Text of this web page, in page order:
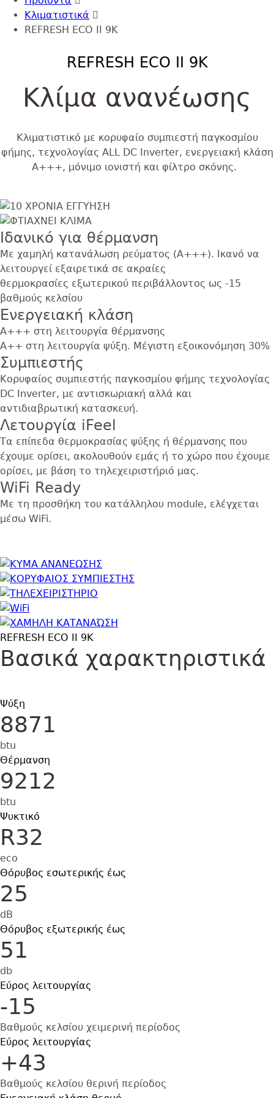
top
Κλιματιστικά
REFRESH ECO II 9K
REFRESH ECO II 9K
Κλίμα ανανέωσης
Κλιματιστικό με κορυφαίο συμπιεστή παγκοσμίου
φήμης, τεχνολογίας ALL DC Inverter, ενεργειακή κλάση
Α+++, μόνιμο ιονιστή και φίλτρο σκόνης.
Εικόνα
Image
Ιδανικό για θέρμανση
Με χαμηλή κατανάλωση ρεύματος (Α+++). Ικανό να
λειτουργεί εξαιρετικά σε ακραίες
θερμοκρασίες εξωτερικού περιβάλλοντος ως -15
βαθμούς κελσίου
Ενεργειακή κλάση
Α+++ στη λειτουργία θέρμανσης
Α++ στη λειτουργία ψύξη. Μέγιστη εξοικονόμηση 30%
Συμπιεστής
Κορυφαίος συμπιεστής παγκοσμίου φήμης τεχνολογίας
DC Inverter, με αντισκωριακή αλλά και
αντιδιαβρωτική κατασκευή.
Λετουργία iFeel
Τα επίπεδα θερμοκρασίας ψύξης ή θέρμανσης που
έχουμε ορίσει, ακολουθούν εμάς ή το χώρο που έχουμε
ορίσει, με βάση το τηλεχειριστήριό μας.
WiFi Ready
Με τη προσθήκη του κατάλληλου module, ελέγχεται
μέσω WiFi.
Εικόνα
Εικόνα
Εικόνα
Εικόνα
Εικόνα
REFRESH ECO II 9K
Βασικά χαρακτηριστικά
Ψύξη
8871
btu
Θέρμανση
9212
btu
Ψυκτικό
R32
eco
Θόρυβος εσωτερικής έως
25
dB
Θόρυβος εξωτερικής έως
51
db
Εύρος λειτουργίας
-15
Βαθμούς κελσίου χειμερινή περίοδος
Εύρος λειτουργίας
+43
Βαθμούς κελσίου θερινή περίοδος